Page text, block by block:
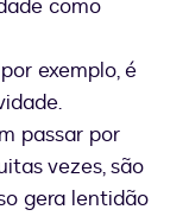
como
exemplo, é
passar por
vezes, são
gera lentidão